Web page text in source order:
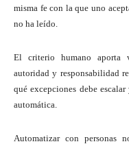
misma fe con la que uno
no ha leído.
El criterio humano aporta
autoridad y responsabilidad
qué excepciones debe
automática.
Automatizar con personas